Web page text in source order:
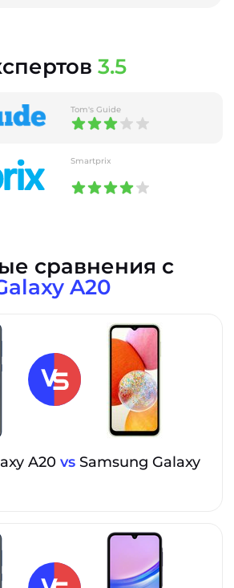
3.5
Tom's Guide
Smartprix
сравнения с
A20
A20 vs Samsung Galaxy